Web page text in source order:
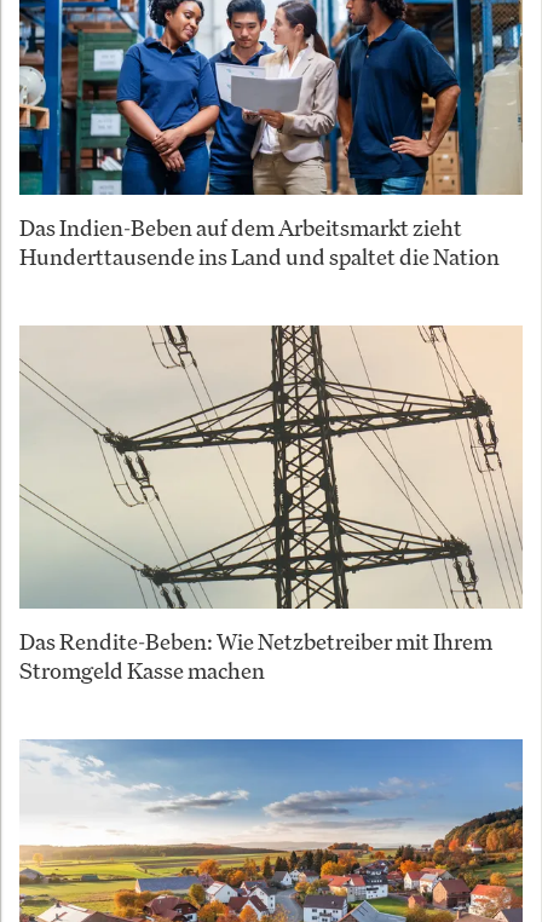
Das Indien-Beben auf dem Arbeitsmarkt zieht
Hunderttausende ins Land und spaltet die Nation
Das Rendite-Beben: Wie Netzbetreiber mit Ihrem
Stromgeld Kasse machen